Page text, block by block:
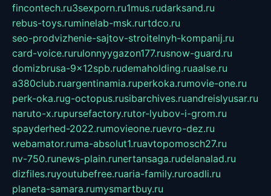
fincontech.ru3sexporn.ru1mus.rudarksand.ru
rebus-toys.ruminelab-msk.rurtdco.ru
seo-prodvizhenie-sajtov-stroitelnyh-kompanij.ru
card-voice.rurulonnyygazon177.rusnow-guard.ru
domizbrusa-9x12spb.rudemaholding.ruaalse.ru
a380club.ruargentinamia.ruperkoka.rumovie-one.ru
perk-oka.rug-octopus.rusibarchives.ruandreislyusar.ru
naruto-x.rupursefactory.rutor-lyubov-i-grom.ru
spayderhed-2022.rumovieone.ruevro-dez.ru
webamator.ruma-absolut1.ruavtopomosch27.ru
nv-750.runews-plain.runertansaga.rudelanalad.ru
dizfiles.ruyoutubefree.ruaria-family.ruroadli.ru
planeta-samara.rumysmartbuy.ru